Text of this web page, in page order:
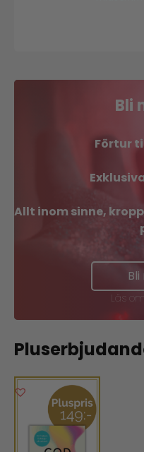
Bli
Förtur
Allt inom sinne,
Läs